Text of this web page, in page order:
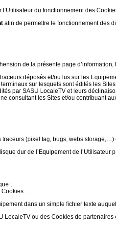
du fonctionnement des
afin de permettre le fonctionnement des
de la présente page
déposés et/ou lus sur les
sur lesquels sont édités les
par SASU LocaleTV et leurs
consultant les Sites et/ou contribuant
(pixel tag, bugs, webs
dur de l’Equipement de
;
Cookies…
dans un simple fichier texte
LocaleTV ou des Cookies de partenaires